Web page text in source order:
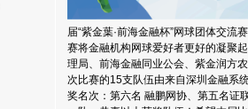
届“紫金葉·前海金融杯”网球团体交
赛将金融机构网球爱好者更好的凝聚
理局、前海金融同业公会、紫金润方
次比赛的15支队伍由来自深圳金融系
奖名次：第六名 融鹏网协、第五名证